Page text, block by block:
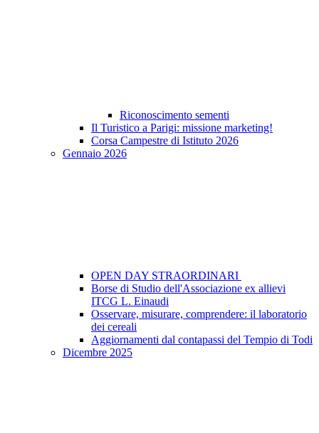
Riconoscimento sementi
Il Turistico a Parigi: missione marketing!
Corsa Campestre di Istituto 2026
Gennaio 2026
OPEN DAY STRAORDINARI
Borse di Studio dell'Associazione ex allievi
ITCG L. Einaudi
Osservare, misurare, comprendere: il laboratorio
dei cereali
Aggiornamenti dal contapassi del Tempio di Todi
Dicembre 2025